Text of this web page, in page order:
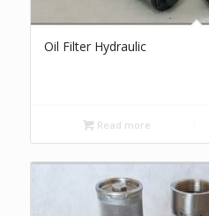
Oil Filter Hydraulic
Read more